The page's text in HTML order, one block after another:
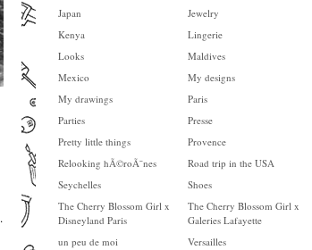
Japan
Jewelry
Kenya
Lingerie
Looks
Maldives
Mexico
My designs
My drawings
Paris
Parties
Presse
Pretty little things
Provence
Relooking hÃ©roÃ¯nes
Road trip in the USA
Seychelles
Shoes
The Cherry Blossom Girl x
Disneyland Paris
The Cherry Blossom Girl x
Galeries Lafayette
un peu de moi
Versailles
.